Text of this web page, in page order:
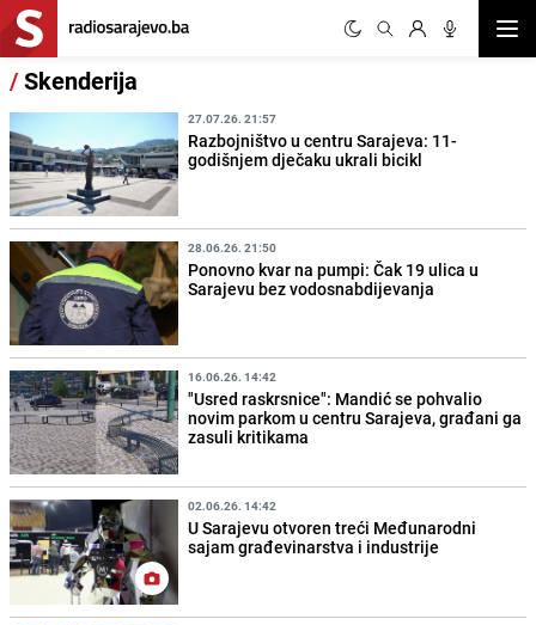
/Skenderija
27.07.26. 21:57
Razbojništvo u centru Sarajeva: 11-
godišnjem dječaku ukrali bicikl
28.06.26. 21:50
Ponovno kvar na pumpi: Čak 19 ulica u
Sarajevu bez vodosnabdijevanja
16.06.26. 14:42
"Usred raskrsnice": Mandić se pohvalio
novim parkom u centru Sarajeva, građani ga
zasuli kritikama
02.06.26. 14:42
U Sarajevu otvoren treći Međunarodni
sajam građevinarstva i industrije